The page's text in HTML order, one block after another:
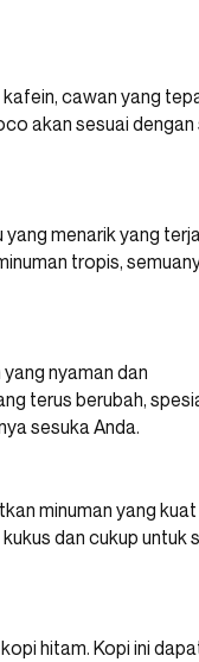
cawan yang
akan sesuai dengan
menarik yang
tropis,
nyaman dan
terus berubah,
sesuka Anda.
minuman yang kuat
dan cukup untuk
hitam. Kopi ini